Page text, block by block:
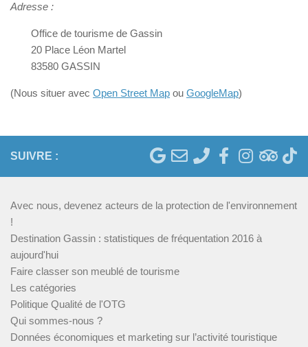
Adresse :
Office de tourisme de Gassin
20 Place Léon Martel
83580 GASSIN
(Nous situer avec Open Street Map ou GoogleMap)
SUIVRE :
Avec nous, devenez acteurs de la protection de l'environnement
!
Destination Gassin : statistiques de fréquentation 2016 à
aujourd'hui
Faire classer son meublé de tourisme
Les catégories
Politique Qualité de l'OTG
Qui sommes-nous ?
Données économiques et marketing sur l’activité touristique